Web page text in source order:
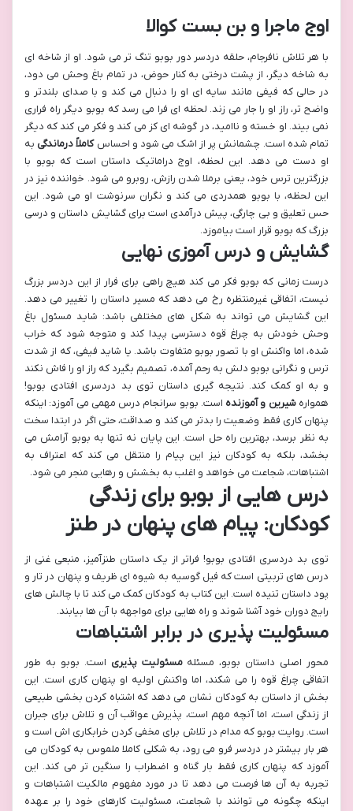
اوج ماجرا و بن بست کوالا
با هر تلاش نافرجام، حلقه دردسر دور بوبو تنگ تر می شود. او از شاخه ای
به شاخه دیگر، از پشت درختی به کنار حوض، در تمام باغ وحش می دود،
در حالی که فیفی مانند سایه ای او را دنبال می کند و با صدای بلندتر و
واضح تر، راز او را جار می زند. لحظه ای فرا می رسد که بوبو دیگر راه فراری
نمی بیند. او خسته و ناامید، در گوشه ای کز می کند و فکر می کند که دیگر
تمام شده است. چشمانش پر از اشک می شود و احساسکاملاً درماندگی به
او دست می دهد. این لحظه، اوج دراماتیک داستان است که بوبو با
بزرگترین ترس خود، یعنی برملا شدن رازش، روبرو می شود. خواننده نیز در
این لحظه، با بوبو همدردی می کند و نگران سرنوشت او می شود. این
حس تعلیق و بی چارگی، پیش درآمدی است برای گشایش داستان و درسی
بزرگ که بوبو قرار است بیاموزد.
گشایش و درس آموزی نهایی
درست زمانی که بوبو فکر می کند هیچ راهی برای فرار از این دردسر بزرگ
نیست، اتفاقی غیرمنتظره رخ می دهد که مسیر داستان را تغییر می دهد.
این گشایش می تواند به شکل های مختلفی باشد: شاید مسئول باغ
وحش خودش به چراغ قوه دسترسی پیدا کند و متوجه شود که خراب
شده، اما واکنش او با تصور بوبو متفاوت باشد. یا شاید فیفی، که از شدت
ترس و نگرانی بوبو دلش به رحم آمده، تصمیم بگیرد که راز او را فاش نکند
و به او کمک کند. نتیجه گیری داستان توی بد دردسری افتادی بوبو!
هموارهشیرین و آموزنده است. بوبو سرانجام درس مهمی می آموزد: اینکه
پنهان کاری فقط وضعیت را بدتر می کند و صداقت، حتی اگر در ابتدا سخت
به نظر برسد، بهترین راه حل است. این پایان نه تنها به بوبو آرامش می
بخشد، بلکه به کودکان نیز این پیام را منتقل می کند که اعتراف به
اشتباهات، شجاعت می خواهد و اغلب به بخشش و رهایی منجر می شود.
درس هایی از بوبو برای زندگی
کودکان: پیام های پنهان در طنز
توی بد دردسری افتادی بوبو! فراتر از یک داستان طنزآمیز، منبعی غنی از
درس های تربیتی است که فیل گوسیه به شیوه ای ظریف و پنهان در تار و
پود داستان تنیده است. این کتاب به کودکان کمک می کند تا با چالش های
رایج دوران خود آشنا شوند و راه هایی برای مواجهه با آن ها بیابند.
مسئولیت پذیری در برابر اشتباهات
محور اصلی داستان بوبو، مسئلهمسئولیت پذیری است. بوبو به طور
اتفاقی چراغ قوه را می شکند، اما واکنش اولیه او پنهان کاری است. این
بخش از داستان به کودکان نشان می دهد که اشتباه کردن بخشی طبیعی
از زندگی است، اما آنچه مهم است، پذیرش عواقب آن و تلاش برای جبران
است. روایت بوبو که مدام در تلاش برای مخفی کردن خرابکاری اش است و
هر بار بیشتر در دردسر فرو می رود، به شکلی کاملا ملموس به کودکان می
آموزد که پنهان کاری فقط بار گناه و اضطراب را سنگین تر می کند. این
تجربه به آن ها فرصت می دهد تا در مورد مفهوم مالکیت اشتباهات و
اینکه چگونه می توانند با شجاعت، مسئولیت کارهای خود را بر عهده